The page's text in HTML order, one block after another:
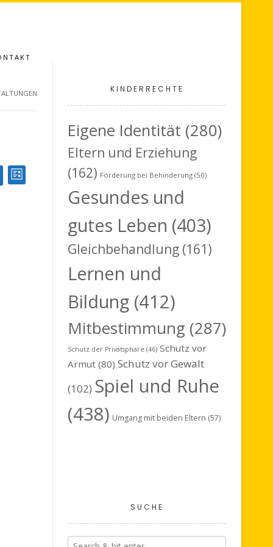
V
Liste
KINDERRECHTE
Eigene Identität (280)
Eltern und Erziehung
(162) Förderung bei Behinderung (50)
Gesundes und
gutes Leben (403)
Gleichbehandlung (161)
Lernen und
Bildung (412)
Mitbestimmung (287)
Schutz der Privatsphäre (46) Schutz vor
Armut (80) Schutz vor Gewalt
(102) Spiel und Ruhe
(438) Umgang mit beiden Eltern (57)
SUCHE